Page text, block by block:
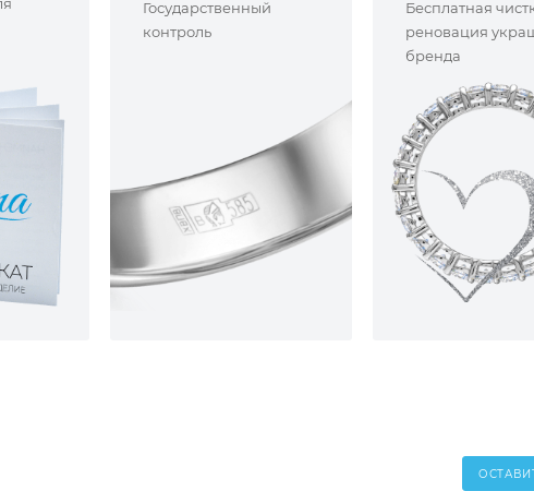
Государственный
контроль
Бесплатная
реновация
бренда